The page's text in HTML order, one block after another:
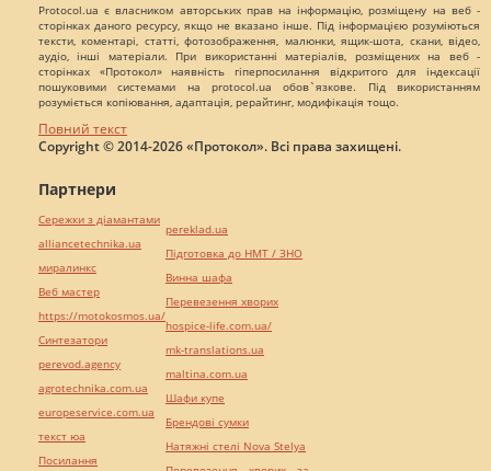
Protocol.ua є власником авторських прав на інформацію, розміщену на веб -
сторінках даного ресурсу, якщо не вказано інше. Під інформацією розуміються
тексти, коментарі, статті, фотозображення, малюнки, ящик-шота, скани, відео,
аудіо, інші матеріали. При використанні матеріалів, розміщених на веб -
сторінках «Протокол» наявність гіперпосилання відкритого для індексації
пошуковими системами на protocol.ua обов`язкове. Під використанням
розуміється копіювання, адаптація, рерайтинг, модифікація тощо.
Повний текст
Copyright © 2014-2026 «Протокол». Всі права захищені.
Партнери
Сережки з діамантами
alliancetechnika.ua
миралинкс
Веб мастер
https://motokosmos.ua/
Синтезатори
perevod.agency
agrotechnika.com.ua
europeservice.com.ua
текст юа
Посилання
pereklad.ua
Підготовка до НМТ / ЗНО
Винна шафа
Перевезення хворих
hospice-life.com.ua/
mk-translations.ua
maltina.com.ua
Шафи купе
Брендові сумки
Натяжні стелі Nova Stelya